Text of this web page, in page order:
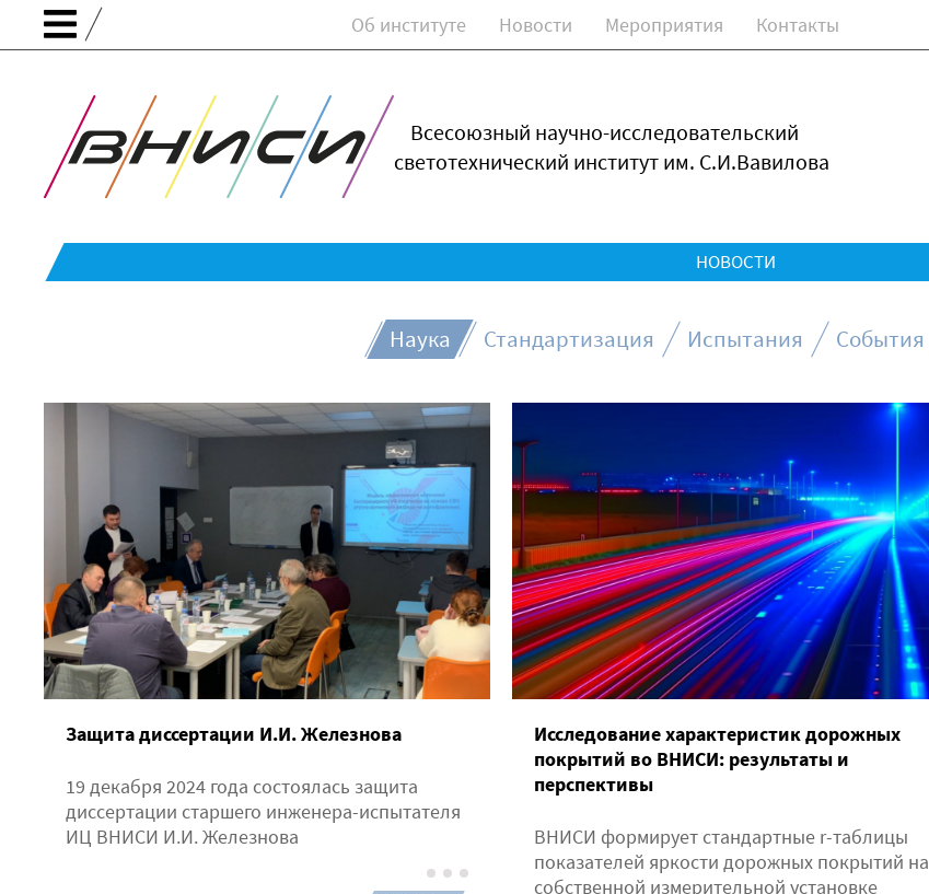
Об институте Новости Мероприятия Контакты
Всесоюзный научно-исследовательский
светотехнический институт им. С.И.Вавилова
НОВОСТИ
Наука Стандартизация Испытания События
Защита диссертации И.И. Железнова
19 декабря 2024 года состоялась защита
диссертации старшего инженера-испытателя
ИЦ ВНИСИ И.И. Железнова
Исследование характеристик дорожных
покрытий во ВНИСИ: результаты и
перспективы
ВНИСИ формирует стандартные r-таблицы
показателей яркости дорожных покрытий на
собственной измерительной установке